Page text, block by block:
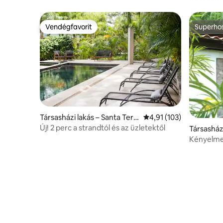
Vendégfavorit
Vendégfavorit
Társasházi lakás – Santa Tere
sa Beach
Átlagos értékelés: 5/
4,91 (103)
Új! 2 perc a strandtól és az üzletektől
a